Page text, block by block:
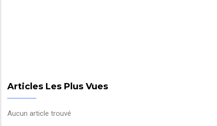
Articles Les Plus Vues
Aucun article trouvé